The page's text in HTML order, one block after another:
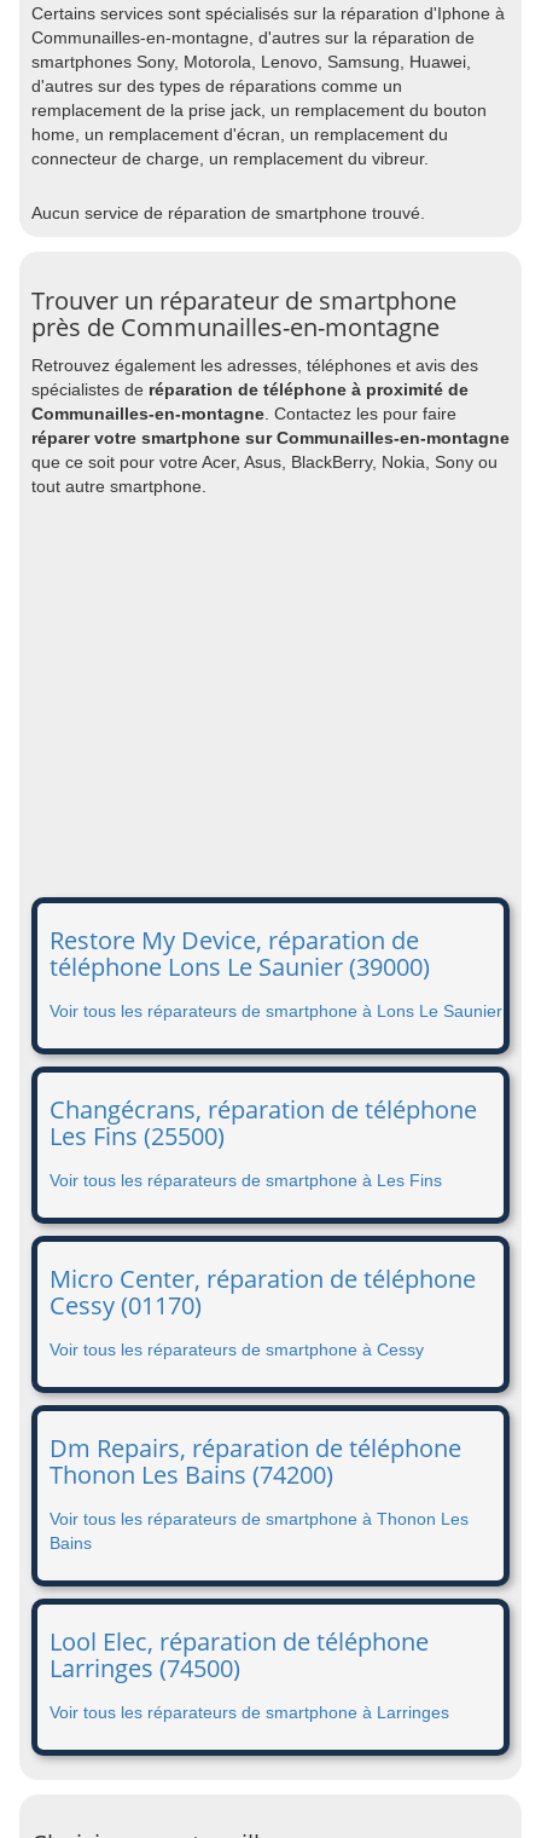
Certains services sont spécialisés sur la réparation d'Iphone à
Communailles-en-montagne, d'autres sur la réparation de
smartphones Sony, Motorola, Lenovo, Samsung, Huawei,
d'autres sur des types de réparations comme un
remplacement de la prise jack, un remplacement du bouton
home, un remplacement d'écran, un remplacement du
connecteur de charge, un remplacement du vibreur.
Aucun service de réparation de smartphone trouvé.
Trouver un réparateur de smartphone
près de Communailles-en-montagne
Retrouvez également les adresses, téléphones et avis des
spécialistes de réparation de téléphone à proximité de
Communailles-en-montagne . Contactez les pour faire
réparer votre smartphone sur Communailles-en-montagne
que ce soit pour votre Acer, Asus, BlackBerry, Nokia, Sony ou
tout autre smartphone.
Restore My Device, réparation de
téléphone Lons Le Saunier (39000)
Voir tous les réparateurs de smartphone à Lons Le Saunier
Changécrans, réparation de téléphone
Les Fins (25500)
Voir tous les réparateurs de smartphone à Les Fins
Micro Center, réparation de téléphone
Cessy (01170)
Voir tous les réparateurs de smartphone à Cessy
Dm Repairs, réparation de téléphone
Thonon Les Bains (74200)
Voir tous les réparateurs de smartphone à Thonon Les
Bains
Lool Elec, réparation de téléphone
Larringes (74500)
Voir tous les réparateurs de smartphone à Larringes